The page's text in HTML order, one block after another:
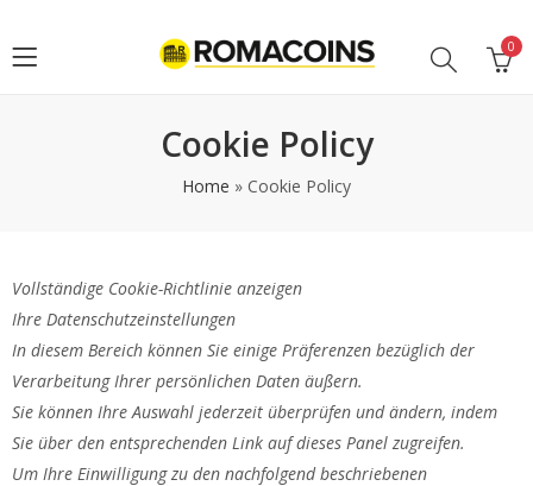
0
Cookie Policy
Home » Cookie Policy
Vollständige Cookie-Richtlinie anzeigen
Ihre Datenschutzeinstellungen
In diesem Bereich können Sie einige Präferenzen bezüglich der
Verarbeitung Ihrer persönlichen Daten äußern.
Sie können Ihre Auswahl jederzeit überprüfen und ändern, indem
Sie über den entsprechenden Link auf dieses Panel zugreifen.
Um Ihre Einwilligung zu den nachfolgend beschriebenen